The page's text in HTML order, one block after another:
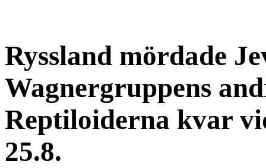
Ryssland mördade
Wagnergruppens
Reptiloiderna kvar
25.8.